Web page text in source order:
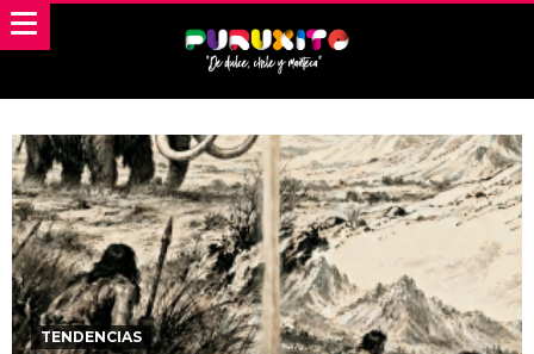
TENDENCIAS